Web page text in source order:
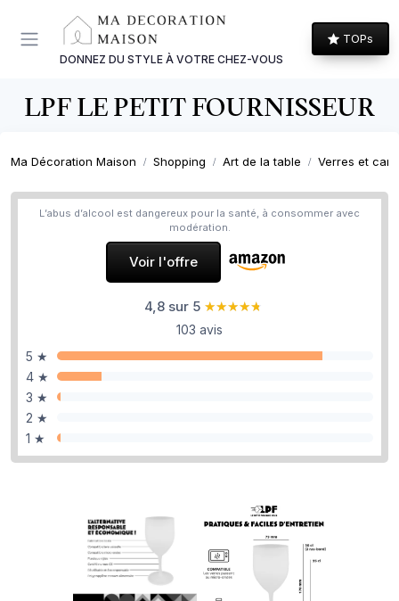
DONNEZ DU STYLE À VOTRE CHEZ-VOUS
TOPs
LPF LE PETIT FOURNISSEUR
Ma Décoration Maison Shopping Art de la table Verres et
L’abus d’alcool est dangereux pour la santé, à consommer avec
modération.
Voir l'offre
4,8 sur 5 ★★★★★
★★★★★
103 avis
5 ★
4 ★
3 ★
2 ★
1 ★
Panneau de gestion des cookies